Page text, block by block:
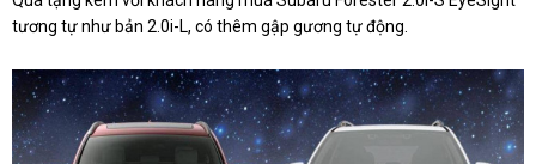
tương tự như bản 2.0i-L, có thêm gập gương tự động.